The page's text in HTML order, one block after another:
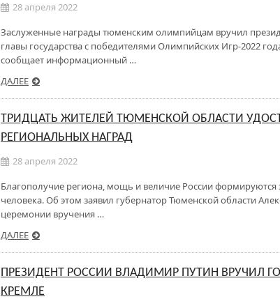
28 апреля 2022
Заслуженные награды тюменским олимпийцам вручил
главы государства с победителями Олимпийских Игр-2022
сообщает информационный …
ДАЛЕЕ
ТРИДЦАТЬ ЖИТЕЛЕЙ ТЮМЕНСКОЙ ОБЛАСТИ
РЕГИОНАЛЬНЫХ НАГРАД
28 апреля 2022
Благополучие региона, мощь и величие России формируются
человека. Об этом заявил губернатор Тюменской области
церемонии вручения …
ДАЛЕЕ
ПРЕЗИДЕНТ РОССИИ ВЛАДИМИР ПУТИН ВРУЧИЛ
КРЕМЛЕ